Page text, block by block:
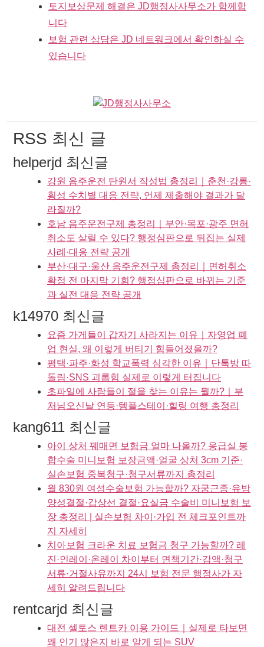
토지보상문제 해결은 JD행정사사무소가 함께합
니다
보험 관련 상담은 JD 네트워크에서 확인하실 수
있습니다
RSS 최신 글
helperjd 최신글
강원 음주운전 탄원서 작성법 총정리｜춘천·강릉·
횡성 수치별 대응 전략, 언제 제출해야 결과가 달
라질까?
호남 음주운전구제 총정리｜부안·목포·광주 면허
취소도 살릴 수 있다? 행정심판으로 뒤집는 실제
사례·대응 전략 공개
부산·대구·울산 음주운전구제 총정리｜면허취소
확정 전 마지막 기회? 행정심판으로 바뀌는 기준
과 실전 대응 전략 공개
k14970 최신글
요즘 가게들이 갑자기 사라지는 이유｜자영업 폐
업 현실, 왜 이렇게 버티기 힘들어졌을까?
평택·파주·화성 학교폭력 심각한 이유｜단톡방 따
돌림·SNS 괴롭힘 실제로 이렇게 터집니다
초파일에 사람들이 절을 찾는 이유는 뭘까?｜부
처님오신날 연등·템플스테이·힐링 여행 총정리
kang611 최신글
아이 상처 꿰매면 보험금 얼마 나올까? 응급실 봉
합수술 미니보험 보장금액·얼굴 상처 3cm 기준·
실손보험 중복청구·청구서류까지 총정리
월 830원 여성수술보험 가능할까? 자궁근종·유방
양성결절·갑상선 결절·요실금 수술비 미니보험 보
장 총정리 | 실손보험 차이·가입 전 체크포인트까
지 자세히
치아보험 크라운 치료 보험금 청구 가능할까? 레
진·인레이·온레이 차이부터 면책기간·감액·청구
서류·거절사유까지 24시 보험 전문 행정사가 자
세히 알려드립니다
rentcarjd 최신글
대전 셀토스 렌트카 이용 가이드｜실제로 타보면
왜 인기 많은지 바로 알게 되는 SUV